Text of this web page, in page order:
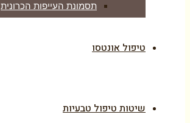
תסמונת העייפות הכרונית
טיפול אונטסו
שיטות טיפול טבעיות